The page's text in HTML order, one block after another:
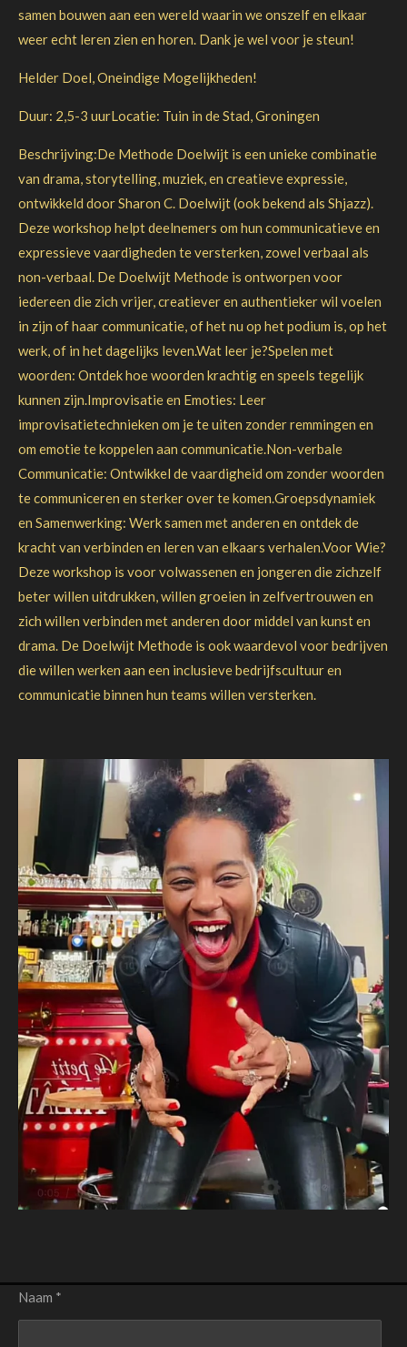
samen bouwen aan een wereld waarin we onszelf en elkaar
weer echt leren zien en horen. Dank je wel voor je steun!
Helder Doel, Oneindige Mogelijkheden!
Duur: 2,5-3 uurLocatie: Tuin in de Stad, Groningen
Beschrijving:De Methode Doelwijt is een unieke combinatie
van drama, storytelling, muziek, en creatieve expressie,
ontwikkeld door Sharon C. Doelwijt (ook bekend als Shjazz).
Deze workshop helpt deelnemers om hun communicatieve en
expressieve vaardigheden te versterken, zowel verbaal als
non-verbaal. De Doelwijt Methode is ontworpen voor
iedereen die zich vrijer, creatiever en authentieker wil voelen
in zijn of haar communicatie, of het nu op het podium is, op het
werk, of in het dagelijks leven.Wat leer je?Spelen met
woorden: Ontdek hoe woorden krachtig en speels tegelijk
kunnen zijn.Improvisatie en Emoties: Leer
improvisatietechnieken om je te uiten zonder remmingen en
om emotie te koppelen aan communicatie.Non-verbale
Communicatie: Ontwikkel de vaardigheid om zonder woorden
te communiceren en sterker over te komen.Groepsdynamiek
en Samenwerking: Werk samen met anderen en ontdek de
kracht van verbinden en leren van elkaars verhalen.Voor Wie?
Deze workshop is voor volwassenen en jongeren die zichzelf
beter willen uitdrukken, willen groeien in zelfvertrouwen en
zich willen verbinden met anderen door middel van kunst en
drama. De Doelwijt Methode is ook waardevol voor bedrijven
die willen werken aan een inclusieve bedrijfscultuur en
communicatie binnen hun teams willen versterken.
Naam *